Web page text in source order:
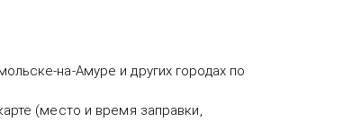
на-Амуре и других городах по
(место и время заправки,